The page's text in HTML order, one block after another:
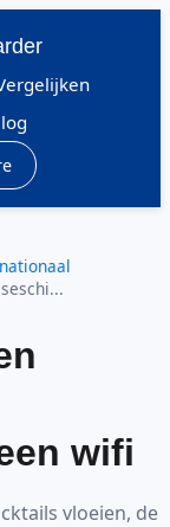
wifi
vloeien, de